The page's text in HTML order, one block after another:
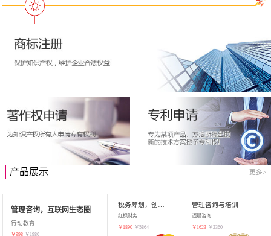
产品展示 更多>
管理咨询，互联网生态圈
行动教育
￥998 ￥ 1980
红枫财务
￥ 1890 ￥5864
管理咨询与培训
迈晨咨询
￥ 1623 ￥2360